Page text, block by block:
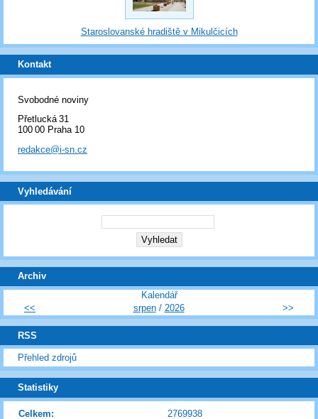
Staroslovanské hradiště v Mikulčicích
Kontakt
Svobodné noviny
Přetlucká 31
100 00 Praha 10
redakce@i-sn.cz
Vyhledávání
Archiv
Kalendář
<<
srpen/ 2026 >>
RSS
Přehled zdrojů
Statistiky
Celkem: 2769938